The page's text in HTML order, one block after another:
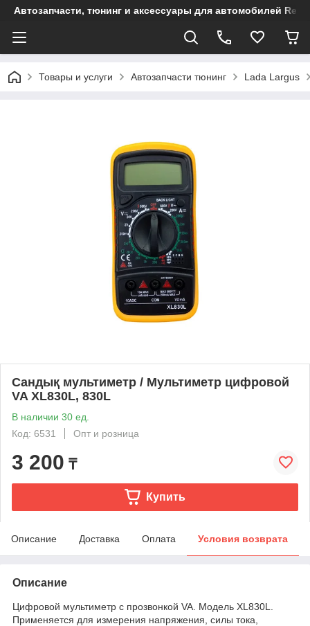
Автозапчасти, тюнинг и аксессуары для автомобилей
Товары и услуги Автозапчасти тюнинг Lada Largus
Сандық мультиметр / Мультиметр цифровой
VA XL830L, 830L
В наличии 30 ед.
Код: 6531
Опт и розница
3 200 ₸
Купить
Описание Доставка Оплата Условия возврата
Описание
Цифровой мультиметр с прозвонкой VA. Модель XL830L.
Применяется для измерения напряжения, силы тока,